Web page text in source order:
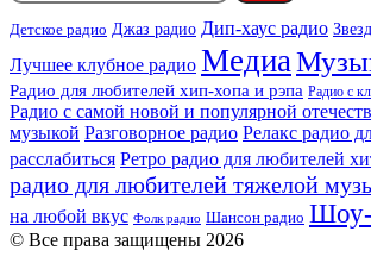
Детское радио Джаз радио Дип-хаус радио
Лучшее клубное радио Медиа
Радио для любителей хип-хопа и рэпа Радио с
Радио с самой новой и популярной
музыкой Разговорное радио Релакс радио
расслабиться Ретро радио для любителей
радио для любителей тяжелой
на любой вкус Фолк радио Шансон радио Шоу-
© Все права защищены 2026